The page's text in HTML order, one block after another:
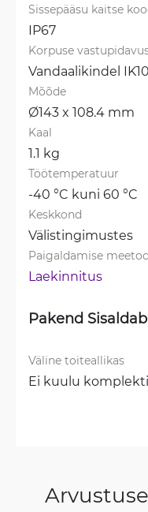
Sissepääsu kaitse
IP67
Korpuse
Vandaalikindel
Mõõde
Ø143 x 108.4 mm
Kaal
1.1 kg
Töötemperatuur
-40 °C kuni 60 °C
Keskkond
Välistingimustes
Paigaldamise meetod
Laekinnitus
Pakend Sisaldab
Väline toiteallikas
Ei kuulu komplekti